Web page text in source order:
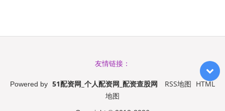
友情链接：
Powered by 51配资网_个人配资网_配资查股网 RSS地图 HTML
地图